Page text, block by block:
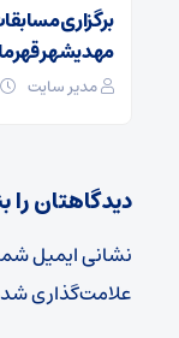
برگزاری
مهدیشهر
مدیر سایت
دیدگاهتان را
نشانی ایمیل
علامت‌گذاری